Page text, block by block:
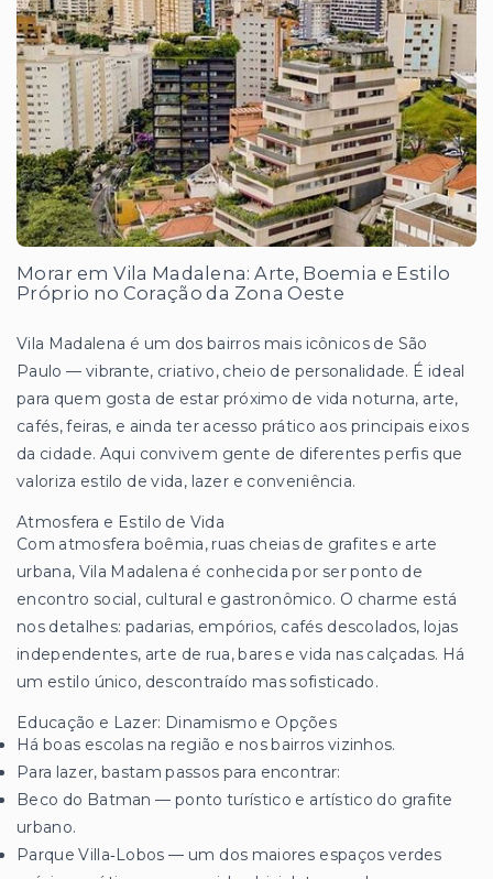
Morar em Vila Madalena: Arte, Boemia e Estilo
Próprio no Coração da Zona Oeste
Vila Madalena é um dos bairros mais icônicos de São
Paulo — vibrante, criativo, cheio de personalidade. É ideal
para quem gosta de estar próximo de vida noturna, arte,
cafés, feiras, e ainda ter acesso prático aos principais eixos
da cidade. Aqui convivem gente de diferentes perfis que
valoriza estilo de vida, lazer e conveniência.
Atmosfera e Estilo de Vida
Com atmosfera boêmia, ruas cheias de grafites e arte
urbana, Vila Madalena é conhecida por ser ponto de
encontro social, cultural e gastronômico. O charme está
nos detalhes: padarias, empórios, cafés descolados, lojas
independentes, arte de rua, bares e vida nas calçadas. Há
um estilo único, descontraído mas sofisticado.
Educação e Lazer: Dinamismo e Opções
Há boas escolas na região e nos bairros vizinhos.
Para lazer, bastam passos para encontrar:
Beco do Batman — ponto turístico e artístico do grafite
urbano.
Parque Villa‑Lobos — um dos maiores espaços verdes